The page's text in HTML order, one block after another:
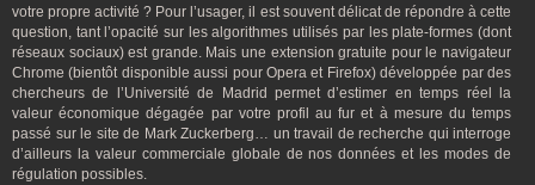
votre propre activité ? Pour l’usager, il est souvent délicat de répondre à cette
question, tant l’opacité sur les algorithmes utilisés par les plate-formes (dont
réseaux sociaux) est grande. Mais une extension gratuite pour le navigateur
Chrome (bientôt disponible aussi pour Opera et Firefox) développée par des
chercheurs de l’Université de Madrid permet d’estimer en temps réel la
valeur économique dégagée par votre profil au fur et à mesure du temps
passé sur le site de Mark Zuckerberg… un travail de recherche qui interroge
d’ailleurs la valeur commerciale globale de nos données et les modes de
régulation possibles.